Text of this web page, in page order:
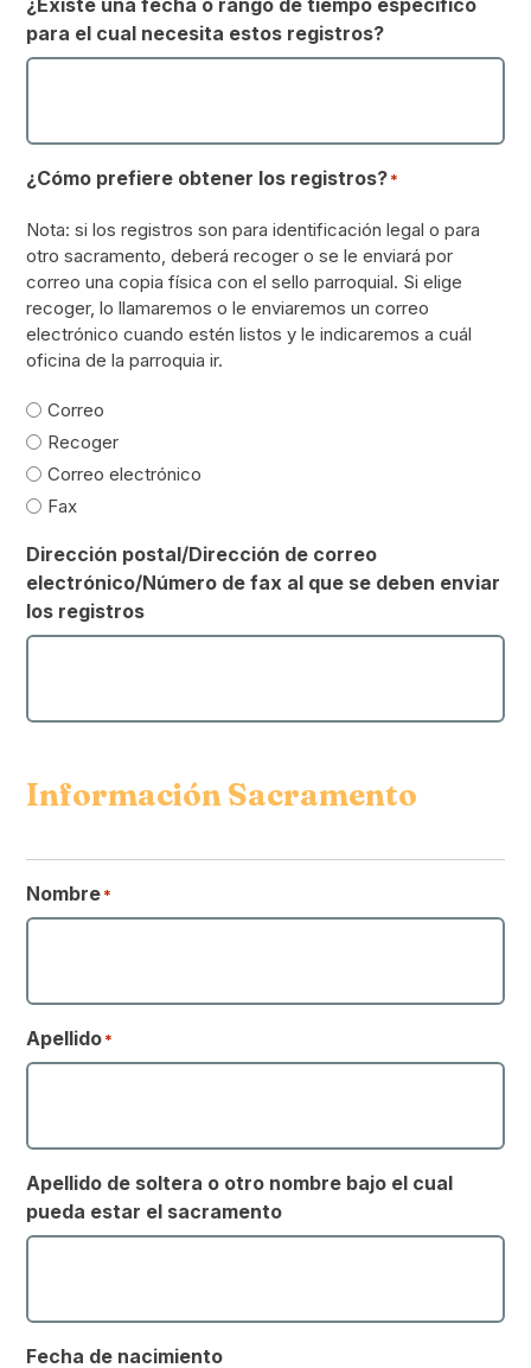
para el cual necesita estos registros?
¿Cómo prefiere obtener los registros?*
Nota: si los registros son para identificación legal o para
otro sacramento, deberá recoger o se le enviará por
correo una copia física con el sello parroquial. Si elige
recoger, lo llamaremos o le enviaremos un correo
electrónico cuando estén listos y le indicaremos a cuál
oficina de la parroquia ir.
Correo
Recoger
Correo electrónico
Fax
Dirección postal/Dirección de correo
electrónico/Número de fax al que se deben enviar
los registros
Información Sacramento
Nombre*
Apellido*
Apellido de soltera o otro nombre bajo el cual
pueda estar el sacramento
Fecha de nacimiento